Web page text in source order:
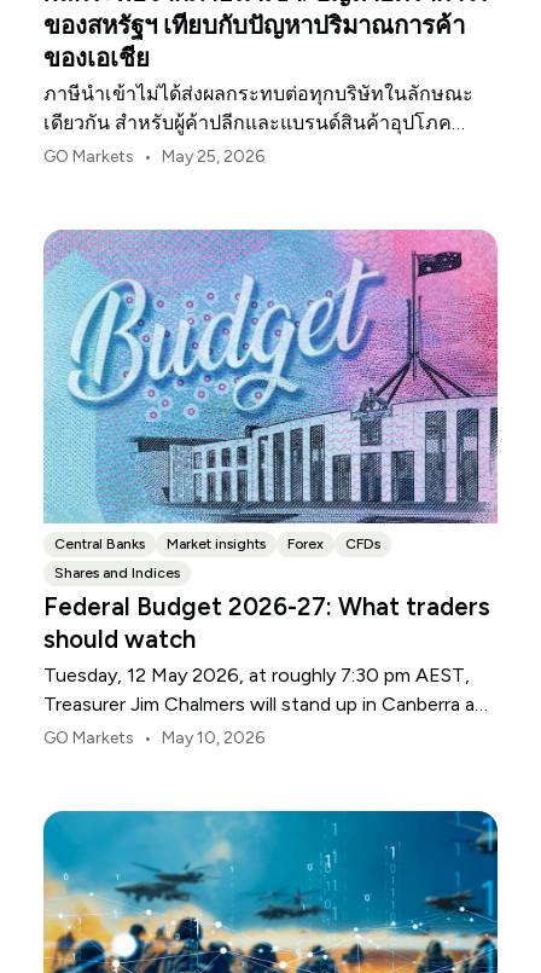
ของสหรัฐฯ เทียบกับปัญหาปริมาณการค้า
ของเอเชีย
ภาษีนำเข้าไม่ได้ส่งผลกระทบต่อทุกบริษัทในลักษณะ
เดียวกัน สำหรับผู้ค้าปลีกและแบรนด์สินค้าอุปโภค
บริโภคในสหรัฐฯ จุดกดดันแรกมักจะเป็นอัตรากำไร
GO Markets • May 25, 2026
Central Banks Market insights Forex
CFDs
Shares and Indices
Federal Budget 2026-27: What traders
should watch
Tuesday, 12 May 2026, at roughly 7:30 pm AEST,
Treasurer Jim Chalmers will stand up in Canberra and
deliver the 2026-27 Federal Budget. According to
the same time.
GO Markets • May 10, 2026